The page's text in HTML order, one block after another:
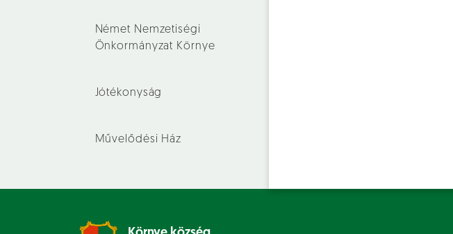
Német Nemzetiségi
Önkormányzat Környe
Jótékonyság
Művelődési Ház